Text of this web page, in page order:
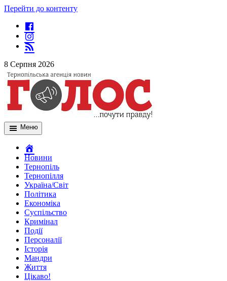
Перейти до контенту
8 Серпня 2026
Меню
Новини
Тернопіль
Тернопілля
Україна/Світ
Політика
Економіка
Суспільство
Кримінал
Події
Персоналії
Історія
Мандри
Життя
Цікаво!